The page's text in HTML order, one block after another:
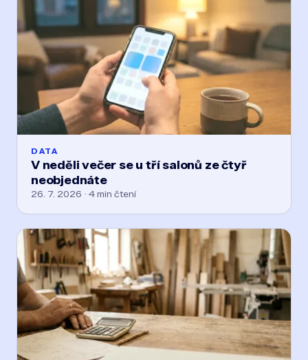
DATA
V neděli večer se u tří salonů ze čtyř
neobjednáte
26. 7. 2026 · 4 min čtení